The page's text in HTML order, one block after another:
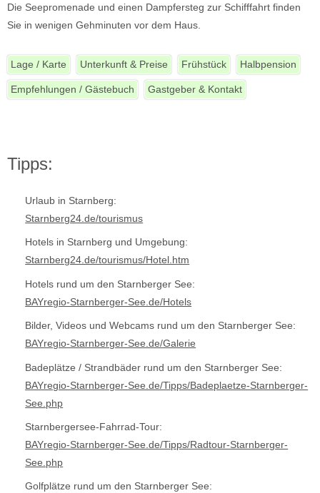
Die Seepromenade und einen Dampfersteg zur Schifffahrt finden
Sie in wenigen Gehminuten vor dem Haus.
Lage / Karte Unterkunft & Preise Frühstück Halbpension
Empfehlungen / Gästebuch Gastgeber & Kontakt
Tipps:
Urlaub in Starnberg:
Starnberg24.de/tourismus
Hotels in Starnberg und Umgebung:
Starnberg24.de/tourismus/Hotel.htm
Hotels rund um den Starnberger See:
BAYregio-Starnberger-See.de/Hotels
Bilder, Videos und Webcams rund um den Starnberger See:
BAYregio-Starnberger-See.de/Galerie
Badeplätze / Strandbäder rund um den Starnberger See:
BAYregio-Starnberger-See.de/Tipps/Badeplaetze-Starnberger-
See.php
Starnbergersee-Fahrrad-Tour:
BAYregio-Starnberger-See.de/Tipps/Radtour-Starnberger-
See.php
Golfplätze rund um den Starnberger See: